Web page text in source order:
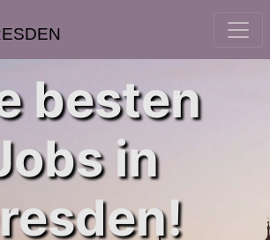
besten
in